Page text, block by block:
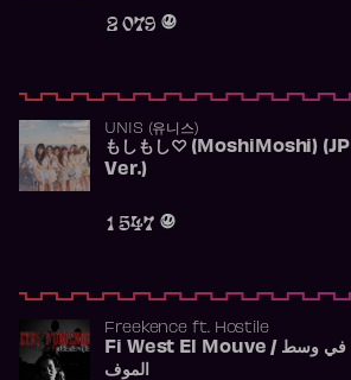
2 079
UNIS (유니스)
もしもし♡ (MoshiMoshi) (JP
Ver.)
1 547
Freekence ft. Hostile
Fi West El Mouve / في وسط
الموف